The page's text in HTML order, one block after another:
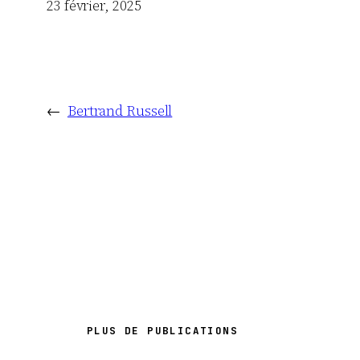
Date
23 février, 2025
← Bertrand Russell
PLUS DE PUBLICATIONS